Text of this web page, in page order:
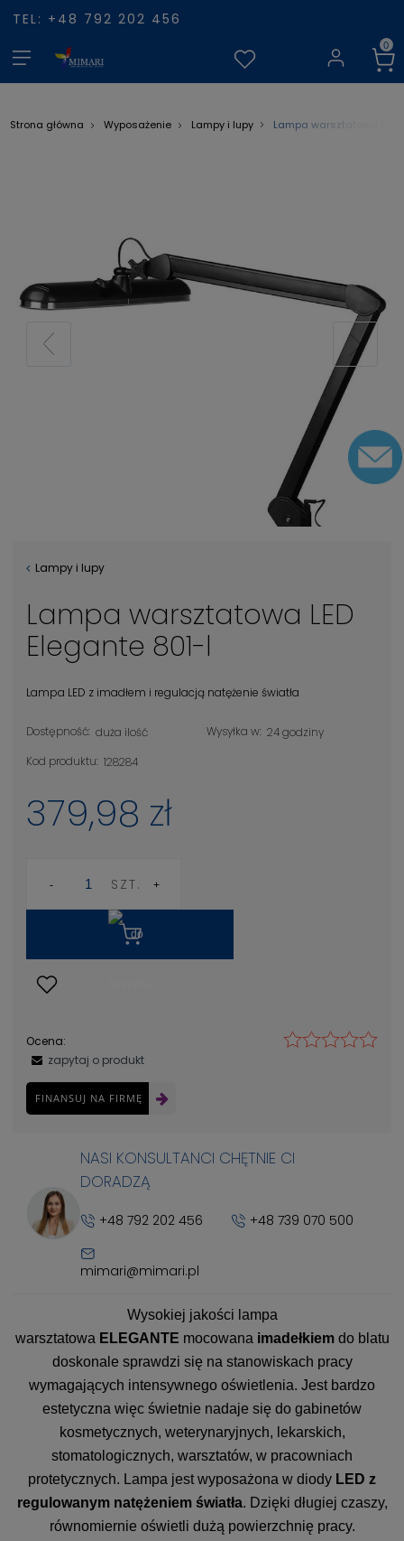
TEL: +48 792 202 456
Strona główna Wyposażenie Lampy i lupy Lampa warsztatowa LED
Lampy i lupy
Lampa warsztatowa LED
Elegante 801-l
Lampa LED z imadłem i regulacją natężenie światła
Dostępność: duża ilość Wysyłka w: 24 godziny
Kod produktu: 128284
379,98 zł
SZT.
Ocena:
zapytaj o produkt
FINANSUJ NA FIRMĘ
NASI KONSULTANCI CHĘTNIE CI
DORADZĄ
+48 792 202 456 +48 739 070 500
mimari@mimari.pl
Wysokiej jakości lampa
warsztatowa ELEGANTE mocowana imadełkiemdo blatu
doskonale sprawdzi się na stanowiskach pracy
wymagających intensywnego oświetlenia. Jest bardzo
estetyczna więc świetnie nadaje się do gabinetów
kosmetycznych, weterynaryjnych, lekarskich,
stomatologicznych, warsztatów, w pracowniach
protetycznych. Lampa jest wyposażona w diody LED z
regulowanym natężeniem światła. Dzięki długiej czaszy,
równomiernie oświetli dużą powierzchnię pracy.